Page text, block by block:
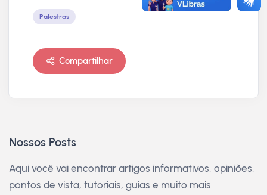
Palestras
Compartilhar
Nossos Posts
Aqui você vai encontrar artigos informativos, opiniões,
pontos de vista, tutoriais, guias e muito mais